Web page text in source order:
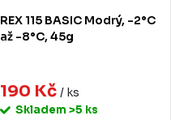
REX 115 BASIC Modrý, -2°C
až -8°C, 45g
190 Kč / ks
Skladem >5 ks